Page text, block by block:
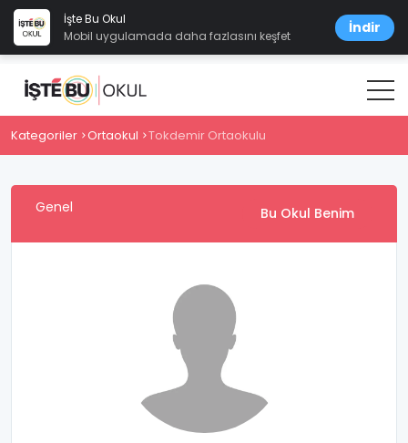
İşte Bu Okul
Mobil uygulamada daha fazlasını keşfet
İndir
Kategoriler Ortaokul Tokdemir Ortaokulu
Genel Bu Okul Benim